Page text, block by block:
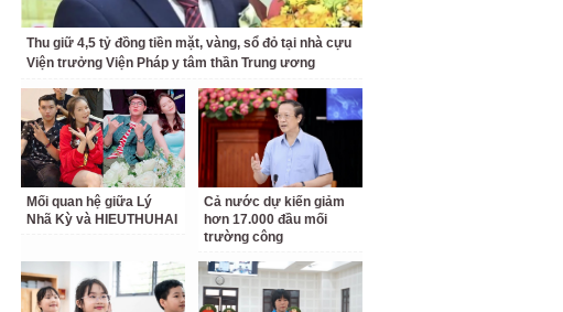
Thu giữ 4,5 tỷ đồng tiền mặt, vàng, sổ đỏ tại nhà cựu
Viện trưởng Viện Pháp y tâm thần Trung ương
Mối quan hệ giữa Lý
Nhã Kỳ và HIEUTHUHAI
Cả nước dự kiến giảm
hơn 17.000 đầu mối
trường công